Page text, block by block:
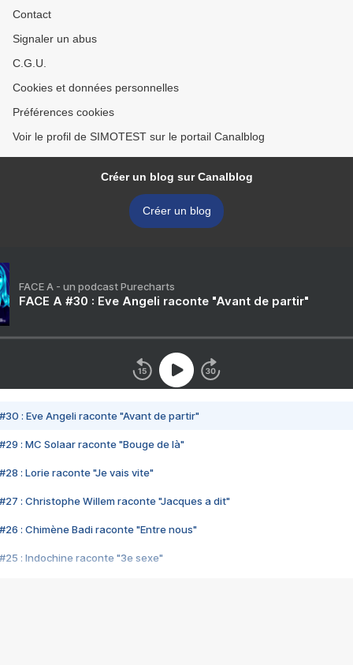
Contact
Signaler un abus
C.G.U.
Cookies et données personnelles
Préférences cookies
Voir le profil de SIMOTEST sur le portail Canalblog
Créer un blog sur Canalblog
Créer un blog
FACE A - un podcast Purecharts
FACE A #30 : Eve Angeli raconte "Avant de partir"
#30 : Eve Angeli raconte "Avant de partir"
#29 : MC Solaar raconte "Bouge de là"
#28 : Lorie raconte "Je vais vite"
#27 : Christophe Willem raconte "Jacques a dit"
#26 : Chimène Badi raconte "Entre nous"
#25 : Indochine raconte "3e sexe"